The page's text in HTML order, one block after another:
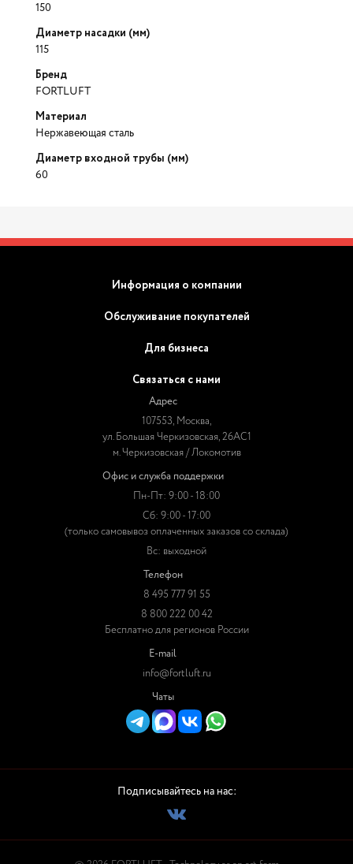
150
Диаметр насадки (мм)
115
Бренд
FORTLUFT
Материал
Нержавеющая сталь
Диаметр входной трубы (мм)
60
Информация о компании
Обслуживание покупателей
Для бизнеса
Связаться с нами
Адрес
107553, Москва,
ул. Большая Черкизовская, 26АС1
м. Черкизовская / Локомотив
Офис и служба поддержки
Пн-Пт: 9:00 - 18:00
Сб: 9:00 - 17:00
(только самовывоз оплаченных заказов со склада)
Вс: выходной
Телефон
8 495 777 91 55
8 800 222 00 42
Бесплатно для регионов России
E-mail
info@fortluft.ru
Чаты
Подписывайтесь на нас: